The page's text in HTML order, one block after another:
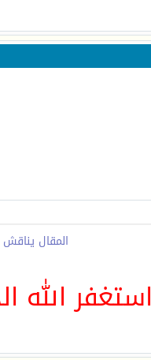
المقال يناقش
استغفر الله